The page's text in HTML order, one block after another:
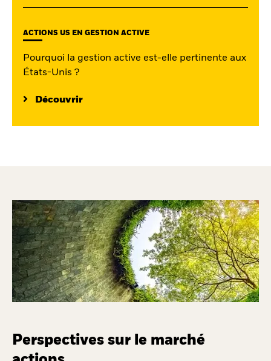
BlackRock
iShares
Aladdin
Notre société
ACTIONS US EN GESTION ACTIVE
Pourquoi la gestion active est-elle pertinente aux
États-Unis ?
Découvrir
Perspectives sur le marché